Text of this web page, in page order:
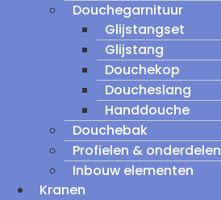
Douchegarnituur
Glijstangset
Glijstang
Douchekop
Doucheslang
Handdouche
Douchebak
Profielen & onderdelen
Inbouw elementen
Kranen